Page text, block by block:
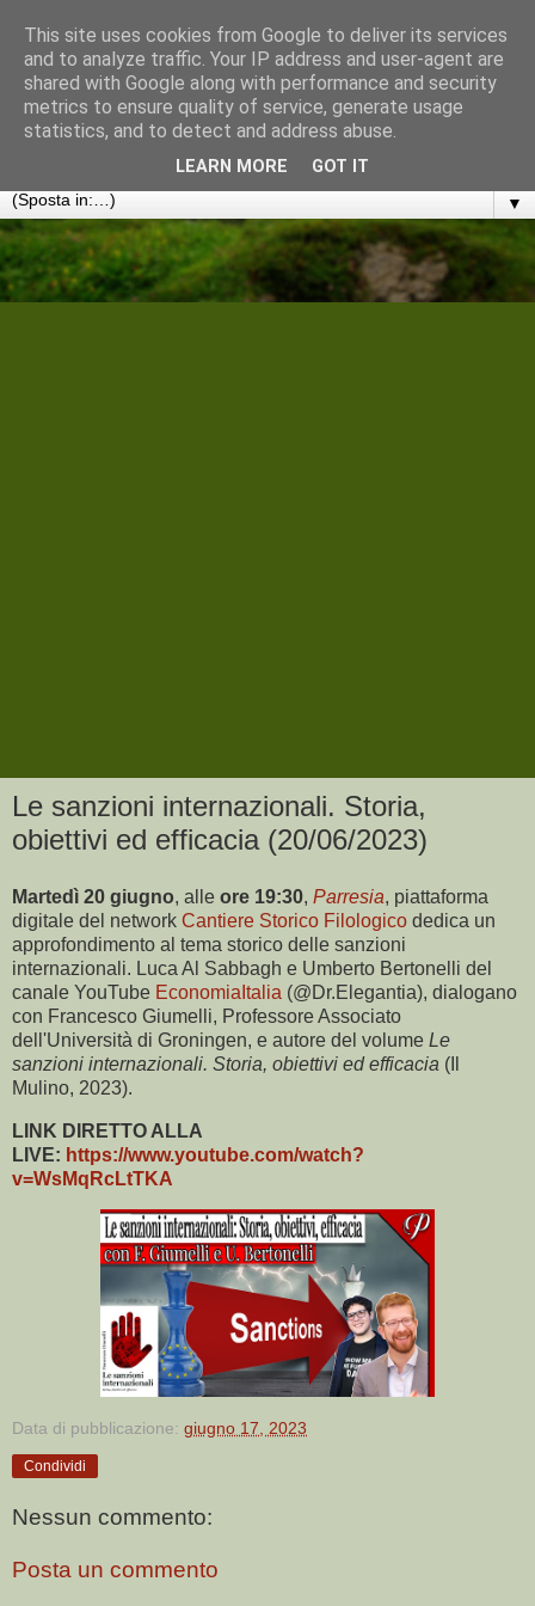
Cantiere Storico Filologico
Convergenze umanistiche in rete. Note, discussioni e
disseminazioni
▼
Le sanzioni internazionali. Storia,
obiettivi ed efficacia (20/06/2023)
Martedì 20 giugno, alle ore 19:30, Parresia, piattaforma
digitale del network Cantiere Storico Filologico dedica un
approfondimento al tema storico delle sanzioni
internazionali. Luca Al Sabbagh e Umberto Bertonelli del
canale YouTube EconomiaItalia (@Dr.Elegantia), dialogano
con Francesco Giumelli, Professore Associato
dell'Università di Groningen, e autore del volume Le
sanzioni internazionali. Storia, obiettivi ed efficacia (Il
Mulino, 2023).
LINK DIRETTO ALLA
LIVE: https://www.youtube.com/watch?
v=WsMqRcLtTKA
Data di pubblicazione: giugno 17, 2023
Condividi
Nessun commento:
Posta un commento
This site uses cookies from Google to deliver its services
and to analyze traffic. Your IP address and user-agent are
shared with Google along with performance and security
metrics to ensure quality of service, generate usage
statistics, and to detect and address abuse.
LEARN MORE GOT IT